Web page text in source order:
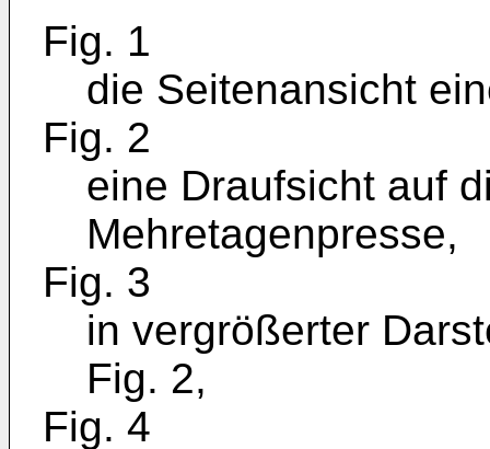
Fig. 1
die Seitenansicht
Fig. 2
eine Draufsicht auf
Mehretagenpresse,
Fig. 3
in vergrößerter
Fig. 2,
Fig. 4